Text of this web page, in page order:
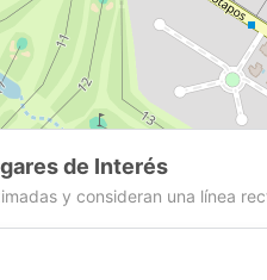
de Interés
y consideran una línea